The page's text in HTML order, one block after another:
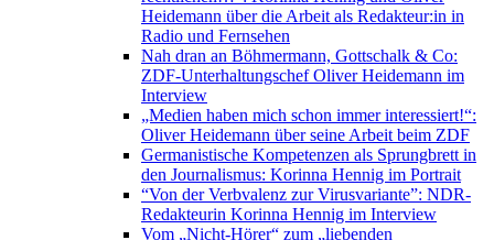
Heidemann über die Arbeit als Redakteur:in in
Radio und Fernsehen
Nah dran an Böhmermann, Gottschalk & Co:
ZDF-Unterhaltungschef Oliver Heidemann im
Interview
„Medien haben mich schon immer interessiert!“:
Oliver Heidemann über seine Arbeit beim ZDF
Germanistische Kompetenzen als Sprungbrett in
den Journalismus: Korinna Hennig im Portrait
“Von der Verbvalenz zur Virusvariante”: NDR-
Redakteurin Korinna Hennig im Interview
Vom „Nicht-Hörer“ zum „liebenden